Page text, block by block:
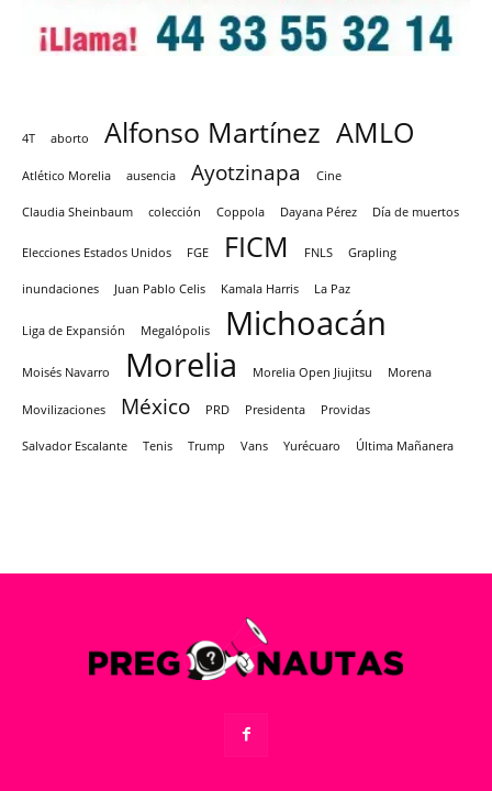
4T aborto Alfonso Martínez AMLO
Atlético Morelia ausencia Ayotzinapa Cine
Claudia Sheinbaum colección Coppola Dayana Pérez Día de muertos
Elecciones Estados Unidos FGE FICM FNLS Grapling
inundaciones Juan Pablo Celis Kamala Harris La Paz
Liga de Expansión Megalópolis Michoacán
Moisés Navarro Morelia Morelia Open Jiujitsu Morena
Movilizaciones México PRD Presidenta Providas
Salvador Escalante Tenis Trump Vans Yurécuaro Última Mañanera